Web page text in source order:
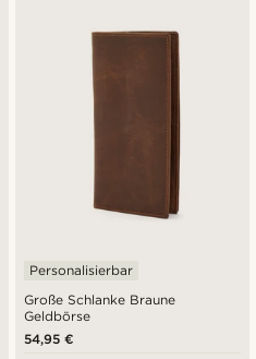
Große Schlanke Braune
Geldbörse
Personalisierbar
54,95 €